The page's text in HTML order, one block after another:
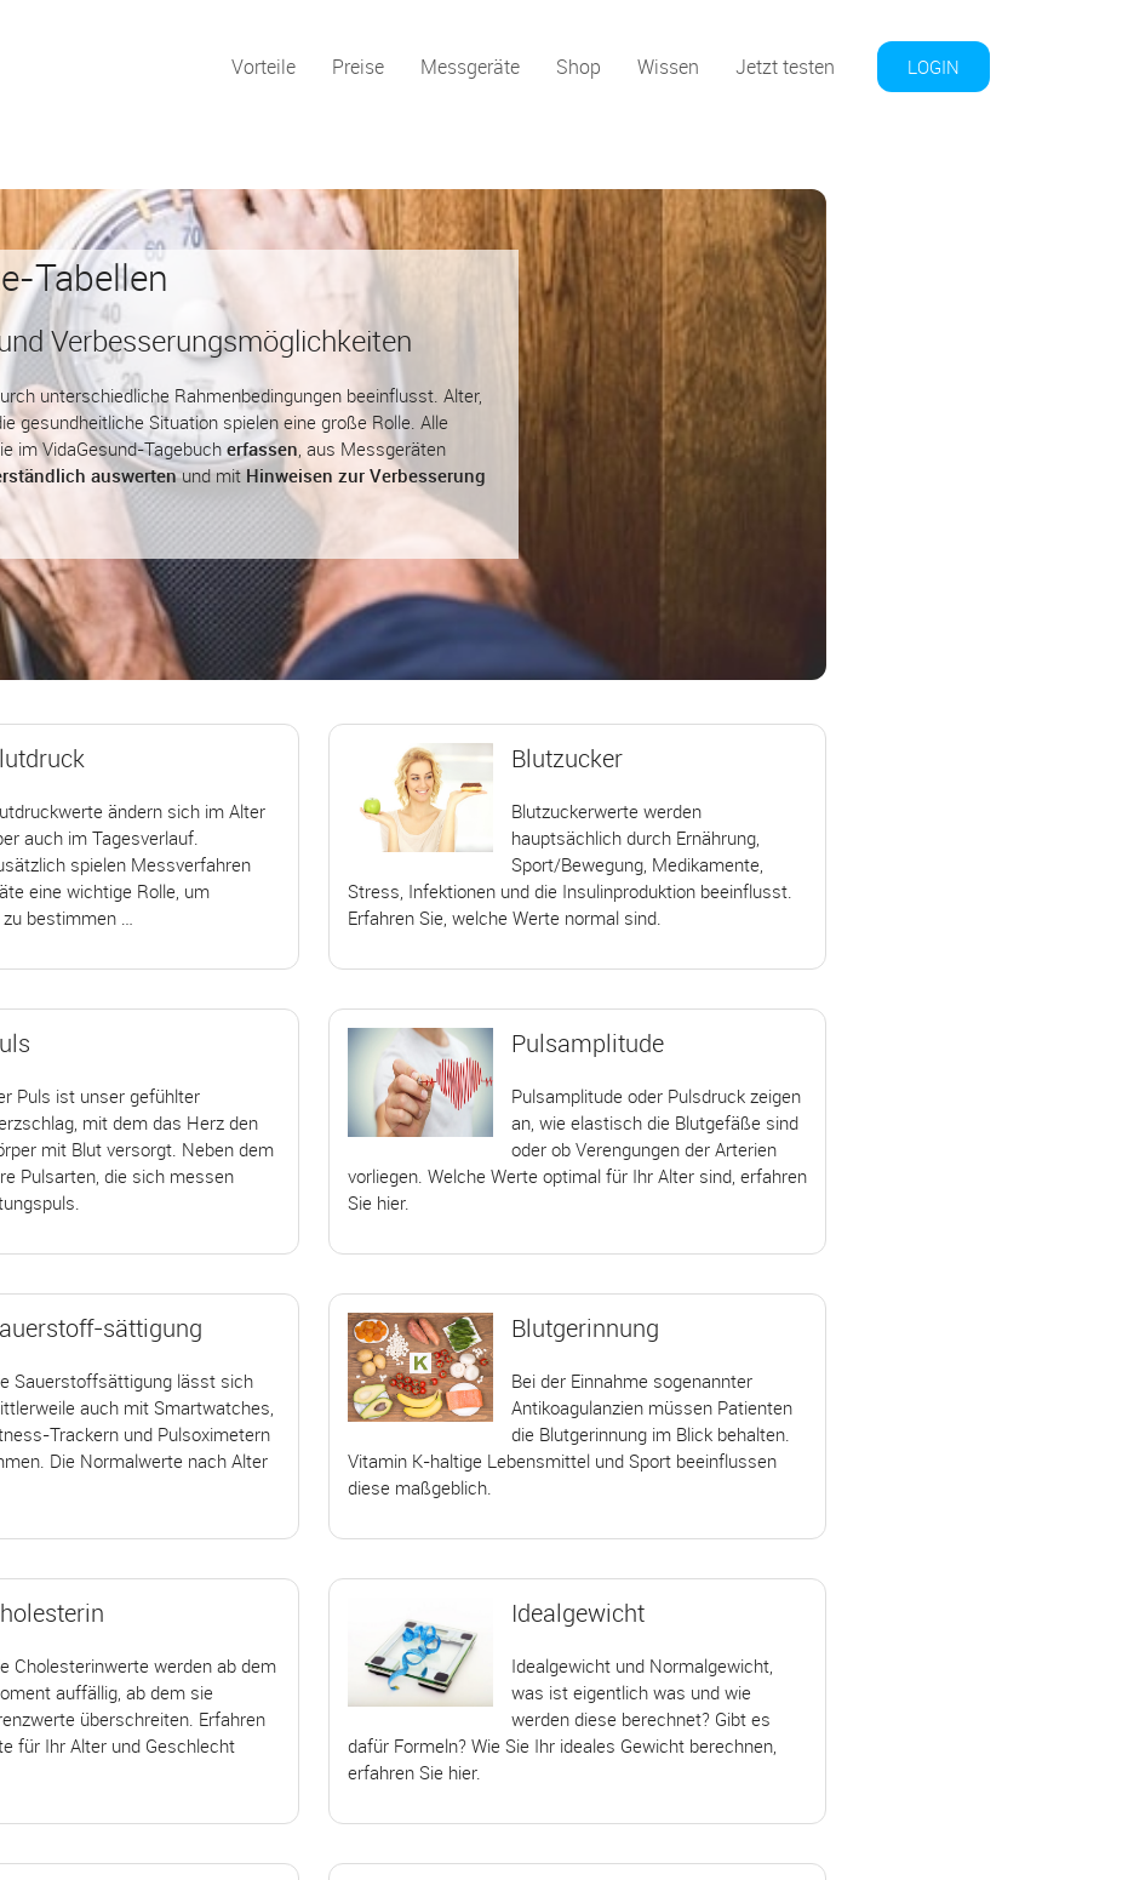
Vorteile Preise Messgeräte Shop Wissen Jetzt testen LOGIN
Tabellen
Verbesserungsmöglichkeiten
unterschiedliche Rahmenbedingungen beeinflusst. Alter,
gesundheitliche Situation spielen eine große Rolle. Alle
im VidaGesund-Tagebuch erfassen, aus Messgeräten
auswertenund mitHinweisen zur Verbesserung
ändern sich im Alter
auch im Tagesverlauf.
spielen Messverfahren
eine wichtige Rolle, um
bestimmen …
Blutzucker
Blutzuckerwerte werden
hauptsächlich durch Ernährung,
Sport/Bewegung, Medikamente,
Stress, Infektionen und die Insulinproduktion beeinflusst.
Erfahren Sie, welche Werte normal sind.
Puls ist unser gefühlter
mit dem das Herz den
mit Blut versorgt. Neben dem
Pulsarten, die sich messen
Pulsamplitude
Pulsamplitude oder Pulsdruck zeigen
an, wie elastisch die Blutgefäße sind
oder ob Verengungen der Arterien
vorliegen. Welche Werte optimal für Ihr Alter sind, erfahren
Sie hier.
sättigung
Sauerstoffsättigung lässt sich
auch mit Smartwatches,
Trackern und Pulsoximetern
Die Normalwerte nach Alter
Blutgerinnung
Bei der Einnahme sogenannter
Antikoagulanzien müssen Patienten
die Blutgerinnung im Blick behalten.
Vitamin K-haltige Lebensmittel und Sport beeinflussen
diese maßgeblich.
Cholesterinwerte werden ab dem
auffällig, ab dem sie
überschreiten. Erfahren
für Ihr Alter und Geschlecht
Idealgewicht
Idealgewicht und Normalgewicht,
was ist eigentlich was und wie
werden diese berechnet? Gibt es
dafür Formeln? Wie Sie Ihr ideales Gewicht berechnen,
erfahren Sie hier.